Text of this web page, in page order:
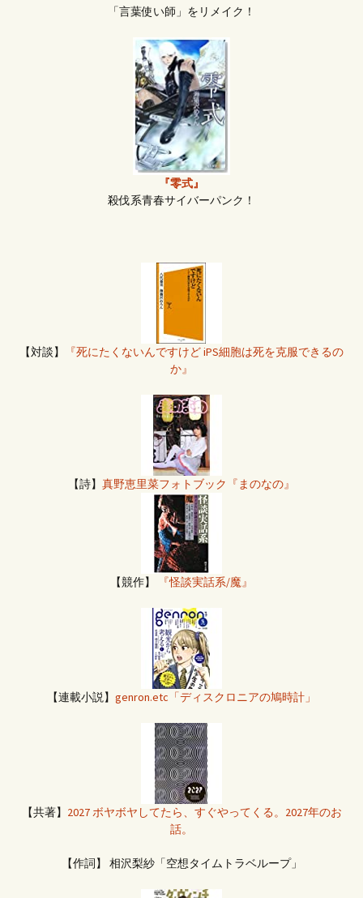
「言葉使い師」をリメイク！
『零式』
殺伐系青春サイバーパンク！
【対談】
『死にたくないんですけど iPS細胞は死を克服できるの
か』
【詩】 真野恵里菜フォトブック『まのなの』
【競作】 『怪談実話系/魔』
【連載小説】 genron.etc「ディスクロニアの鳩時計」
【共著】 2027 ボヤボヤしてたら、すぐやってくる。2027年のお
話。
【作詞】 相沢梨紗「空想タイムトラベループ」